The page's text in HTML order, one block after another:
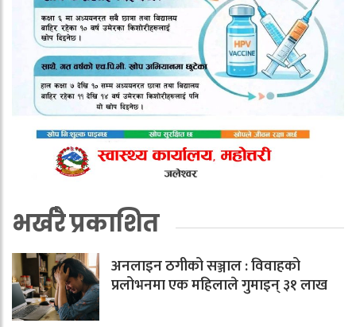
भर्खरै प्रकाशित
अनलाइन ठगीको सञ्जाल : विवाहको
प्रलोभनमा एक महिलाले गुमाइन् ३१ लाख